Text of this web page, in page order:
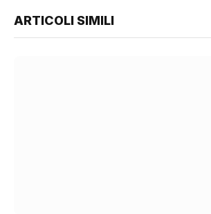
ARTICOLI SIMILI